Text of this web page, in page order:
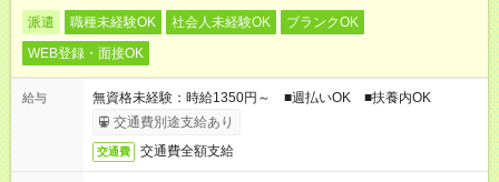
派遣 職種未経験OK 社会人未経験OK
ブランクOK
WEB登録・面接OK
給与
無資格未経験：時給1350円～ ■週払いOK ■扶養内OK
交通費別途支給あり
交通費 交通費全額支給